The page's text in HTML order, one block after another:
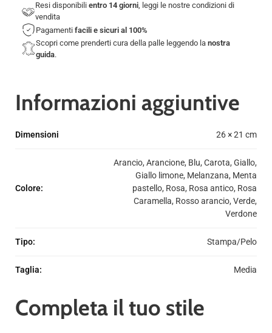
Resi disponibili entro 14 giorni, leggi le nostre condizioni di
vendita
Pagamenti facili e sicuri al 100%
Scopri come prenderti cura della palle leggendo la nostra
guida.
Informazioni aggiuntive
Dimensioni 26 × 21 cm
Colore:
Arancio, Arancione, Blu, Carota, Giallo,
Giallo limone, Melanzana, Menta
pastello, Rosa, Rosa antico, Rosa
Caramella, Rosso arancio, Verde,
Verdone
Tipo: Stampa/Pelo
Taglia: Media
Completa il tuo stile